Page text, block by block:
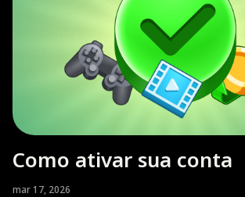
Como ativar sua conta
mar 17, 2026